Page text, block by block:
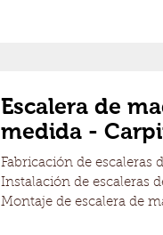
Escalera de
medida -
Fabricación de escaleras
Instalación de escaleras
Montaje de escalera de